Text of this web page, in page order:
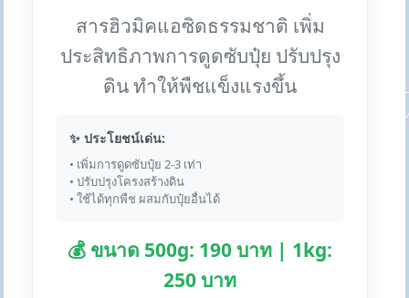
สารฮิวมิคแอซิดธรรมชาติ เพิ่ม
ประสิทธิภาพการดูดซับปุ๋ย ปรับปรุง
ดิน ทำให้พืชแข็งแรงขึ้น
✨ ประโยชน์เด่น:
• เพิ่มการดูดซับปุ๋ย 2-3 เท่า
• ปรับปรุงโครงสร้างดิน
• ใช้ได้ทุกพืช ผสมกับปุ๋ยอื่นได้
💰 ขนาด 500g: 190 บาท | 1kg:
250 บาท